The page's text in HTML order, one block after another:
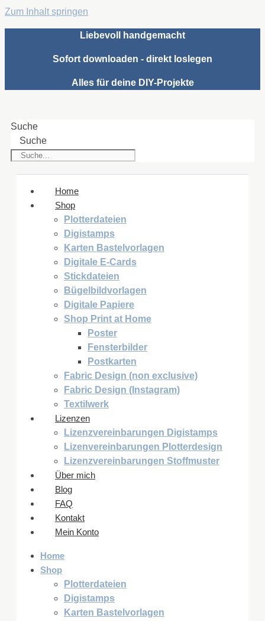
Zum Inhalt springen
Liebevoll handgemacht
Sofort downloaden - direkt loslegen
Alles für deine DIY-Projekte
Suche
Suche
Home
Shop
Plotterdateien
Digistamps
Karten Bastelvorlagen
Digitale E-Cards
Stickdateien
Bügelbildvorlagen
Digitale Papiere
Shop Print at Home
Poster
Fensterbilder
Postkarten
Fabric Design (non exclusive)
Fabric Design (Instagram)
Textilwerk
Lizenzen
Lizenzvereinbarungen Digistamps
Lizenvereinbarungen Plotterdesign
Lizenzvereinbarungen Stoffmuster
Über mich
Blog
FAQ
Kontakt
Mein Konto
Home
Shop
Plotterdateien
Digistamps
Karten Bastelvorlagen